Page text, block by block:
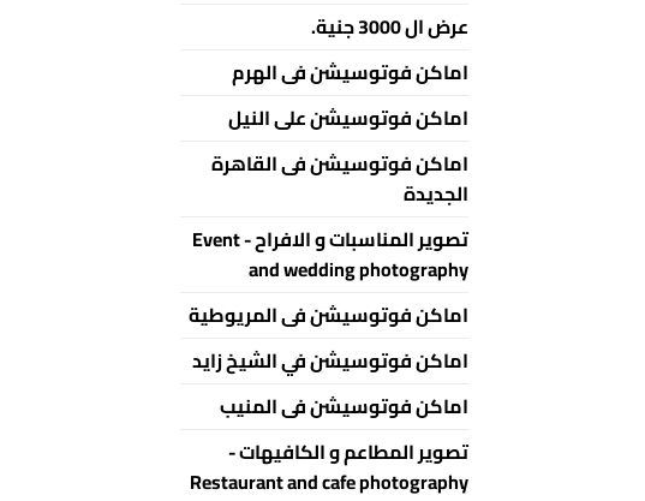
عرض ال 3000 جنية.
اماكن فوتوسيشن فى الهرم
اماكن فوتوسيشن على النيل
اماكن فوتوسيشن فى القاهرة
الجديدة
تصوير المناسبات و الافراح - Event
and wedding photography
اماكن فوتوسيشن فى المريوطية
اماكن فوتوسيشن في الشيخ زايد
اماكن فوتوسيشن فى المنيب
تصوير المطاعم و الكافيهات -
Restaurant and cafe photography